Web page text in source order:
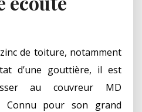
de toiture, notamment
d’une gouttière, il est
au couvreur MD
Connu pour son grand